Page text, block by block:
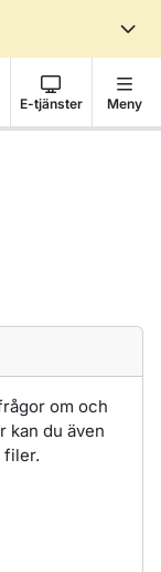
E-tjänster Meny
om och
kan du även
filer.